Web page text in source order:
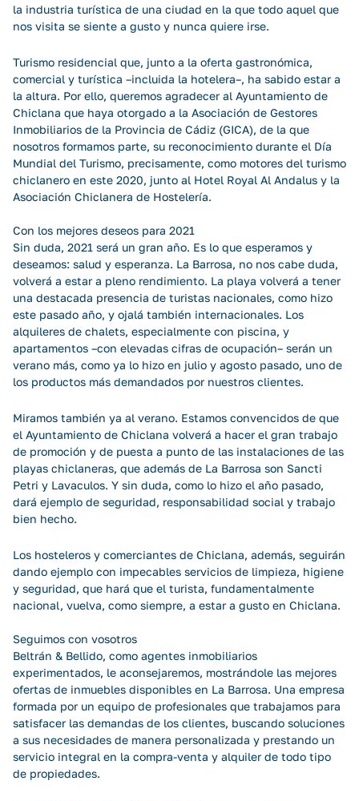
la industria turística de una ciudad en la que todo aquel que
nos visita se siente a gusto y nunca quiere irse.
Turismo residencial que, junto a la oferta gastronómica,
comercial y turística –incluida la hotelera–, ha sabido estar a
la altura. Por ello, queremos agradecer al Ayuntamiento de
Chiclana que haya otorgado a la Asociación de Gestores
Inmobiliarios de la Provincia de Cádiz (GICA), de la que
nosotros formamos parte, su reconocimiento durante el Día
Mundial del Turismo, precisamente, como motores del turismo
chiclanero en este 2020, junto al Hotel Royal Al Andalus y la
Asociación Chiclanera de Hostelería.
Con los mejores deseos para 2021
Sin duda, 2021 será un gran año. Es lo que esperamos y
deseamos: salud y esperanza. La Barrosa, no nos cabe duda,
volverá a estar a pleno rendimiento. La playa volverá a tener
una destacada presencia de turistas nacionales, como hizo
este pasado año, y ojalá también internacionales. Los
alquileres de chalets, especialmente con piscina, y
apartamentos –con elevadas cifras de ocupación– serán un
verano más, como ya lo hizo en julio y agosto pasado, uno de
los productos más demandados por nuestros clientes.
Miramos también ya al verano. Estamos convencidos de que
el Ayuntamiento de Chiclana volverá a hacer el gran trabajo
de promoción y de puesta a punto de las instalaciones de las
playas chiclaneras, que además de La Barrosa son Sancti
Petri y Lavaculos. Y sin duda, como lo hizo el año pasado,
dará ejemplo de seguridad, responsabilidad social y trabajo
bien hecho.
Los hosteleros y comerciantes de Chiclana, además, seguirán
dando ejemplo con impecables servicios de limpieza, higiene
y seguridad, que hará que el turista, fundamentalmente
nacional, vuelva, como siempre, a estar a gusto en Chiclana.
Seguimos con vosotros
Beltrán & Bellido, como agentes inmobiliarios
experimentados, le aconsejaremos, mostrándole las mejores
ofertas de inmuebles disponibles en La Barrosa. Una empresa
formada por un equipo de profesionales que trabajamos para
satisfacer las demandas de los clientes, buscando soluciones
a sus necesidades de manera personalizada y prestando un
servicio integral en la compra-venta y alquiler de todo tipo
de propiedades.